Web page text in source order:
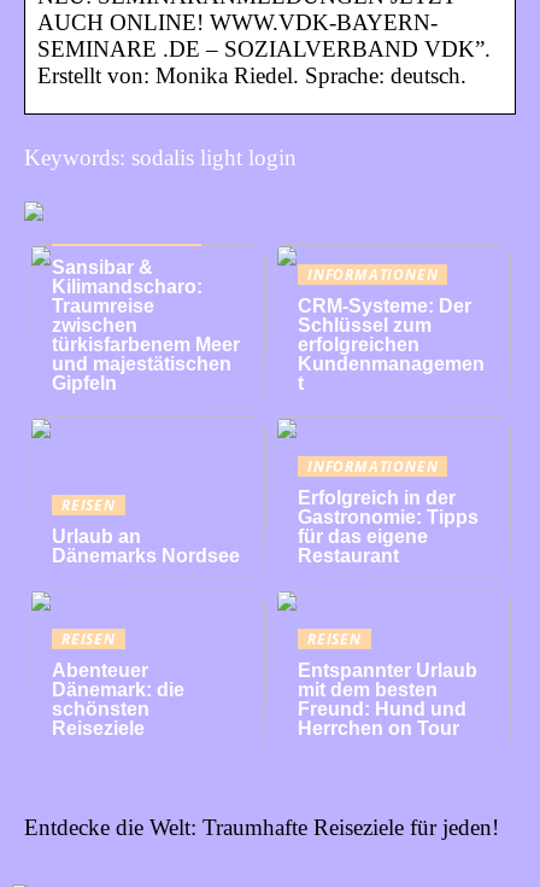
AUCH ONLINE! WWW.VDK-BAYERN-
SEMINARE .DE – SOZIALVERBAND VDK”.
Erstellt von: Monika Riedel. Sprache: deutsch.
Keywords: sodalis light login
Sansibar &
Kilimandscharo:
Traumreise
zwischen
türkisfarbenem Meer
und majestätischen
Gipfeln
INFORMATIONEN
CRM-Systeme: Der
Schlüssel zum
erfolgreichen
Kundenmanagemen
t
REISEN
Urlaub an
Dänemarks Nordsee
INFORMATIONEN
Erfolgreich in der
Gastronomie: Tipps
für das eigene
Restaurant
REISEN
Abenteuer
Dänemark: die
schönsten
Reiseziele
REISEN
Entspannter Urlaub
mit dem besten
Freund: Hund und
Herrchen on Tour
Entdecke die Welt: Traumhafte Reiseziele für jeden!